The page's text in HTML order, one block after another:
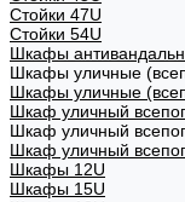
Стойки 47U
Стойки 54U
Шкафы
Шкафы уличные
Шкафы уличные
Шкаф уличный
Шкаф уличный
Шкаф уличный
Шкафы 12U
Шкафы 15U